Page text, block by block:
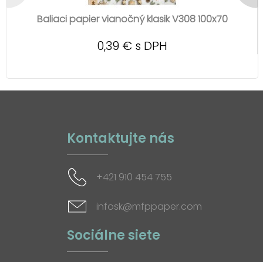
Baliaci papier vianočný klasik V308 100x70
0,39 € s DPH
Kontaktujte nás
+421 910 454 755
infosk@mfppaper.com
Sociálne siete